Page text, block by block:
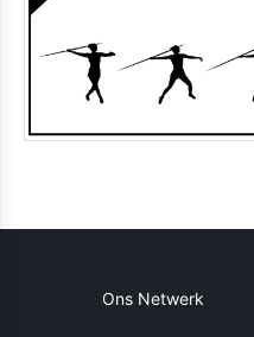
Ons Netwerk